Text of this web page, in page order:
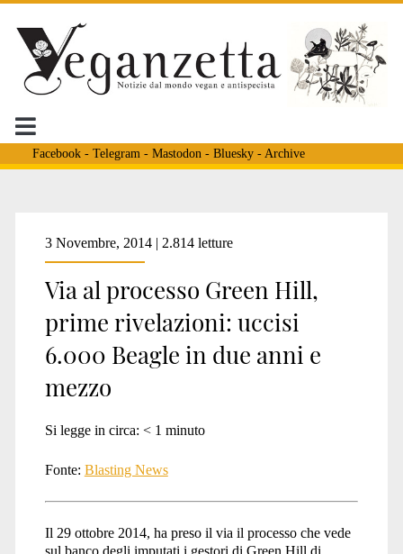
Facebook- Telegram - Mastodon - Bluesky- Archive
Tag:
<span>della
Marshall
Bioresources</span>
3 Novembre, 2014 | 2.814 letture
Via al processo Green Hill,
prime rivelazioni: uccisi
6.000 Beagle in due anni e
mezzo
Si legge in circa: < 1 minuto
Fonte: Blasting News
Il 29 ottobre 2014, ha preso il via il processo che vede
sul banco degli imputati i gestori di Green Hill di